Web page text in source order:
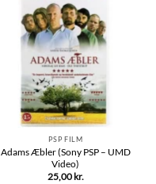
varianter.
Mulighederne
kan
vælges
på
varesiden
PSP FILM
Adams Æbler (Sony PSP – UMD
Video)
25,00 kr.